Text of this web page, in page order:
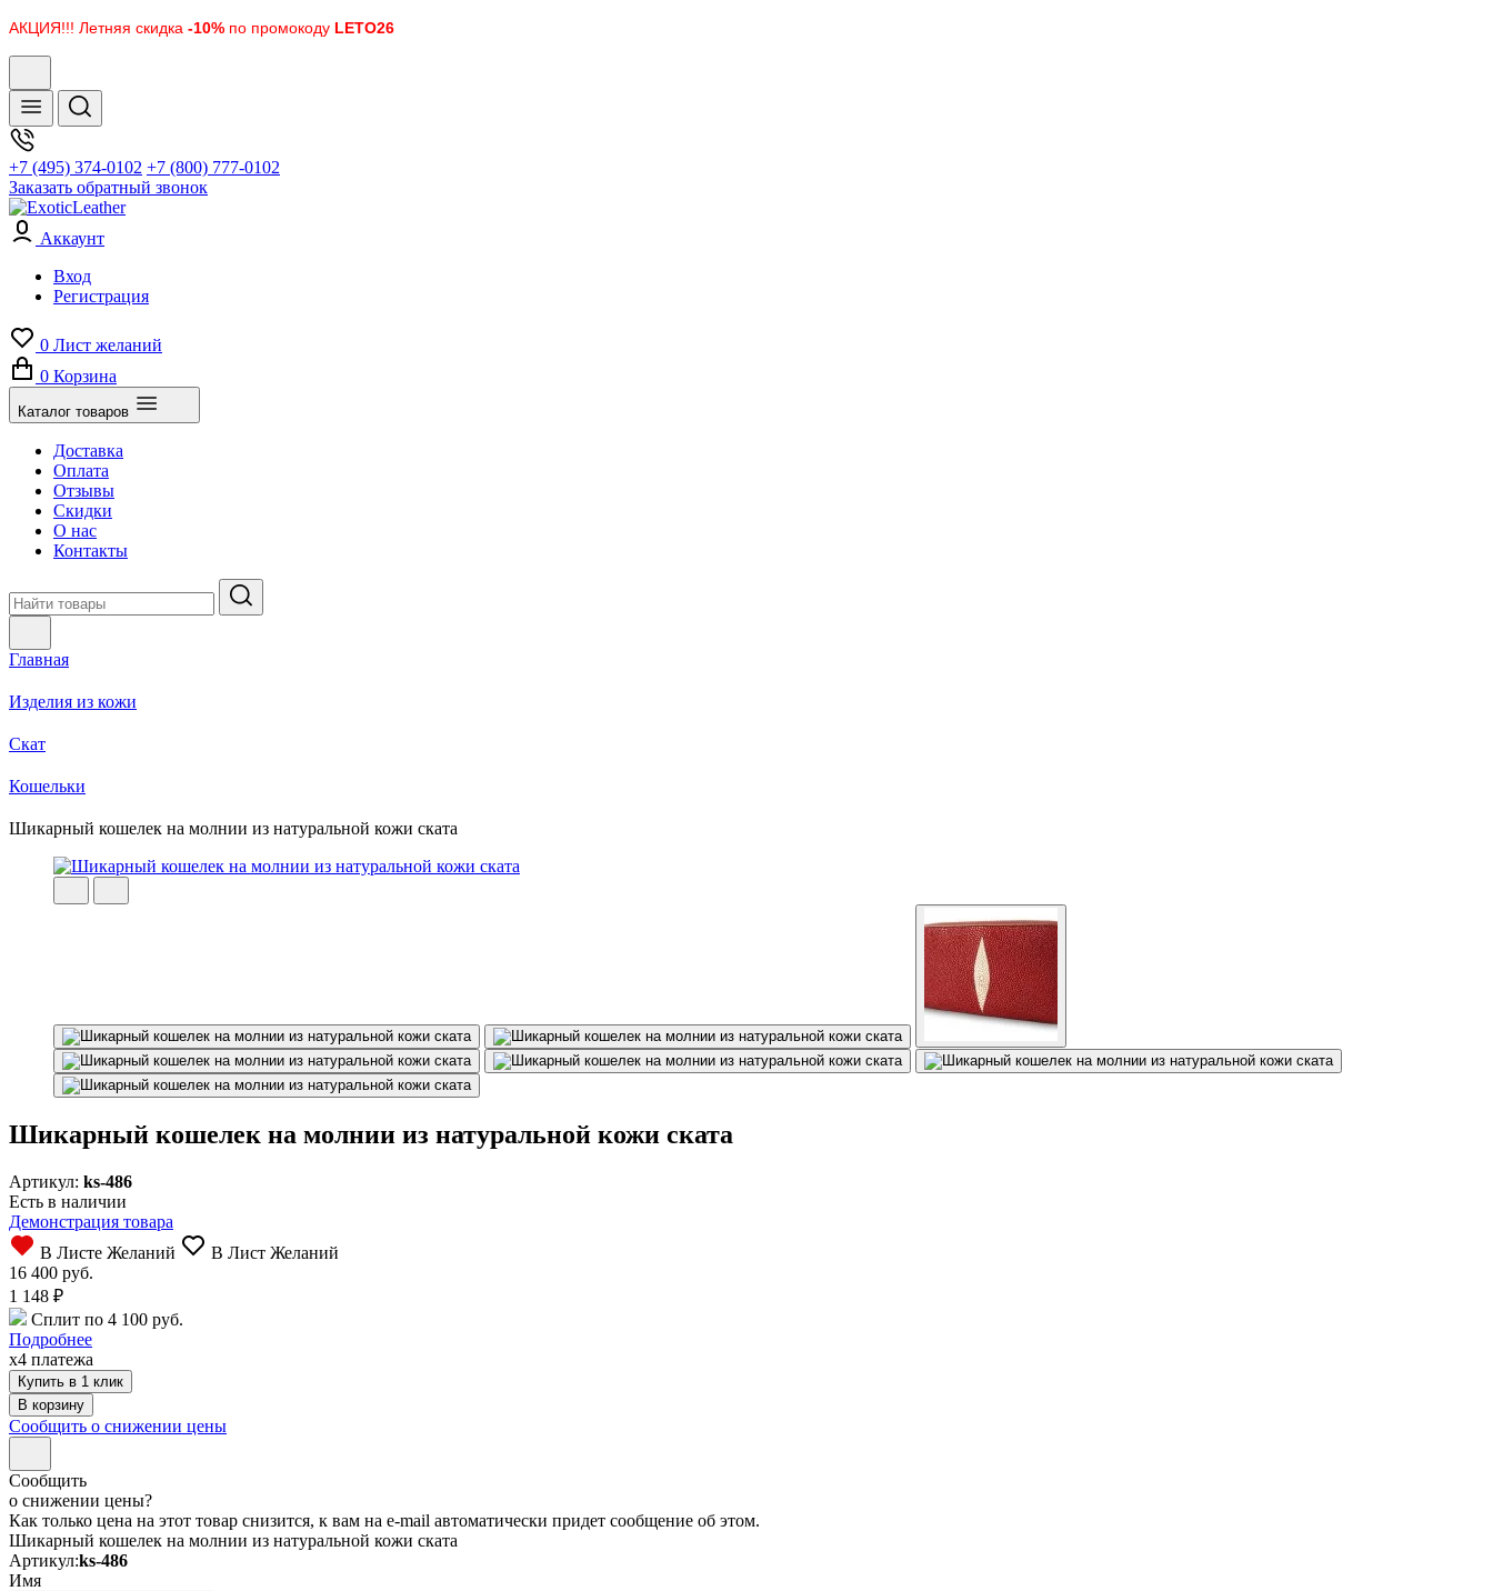
АКЦИЯ!!! Летняя скидка -10% по промокоду LETO26
+7 (495) 374-0102 +7 (800) 777-0102
Заказать обратный звонок
Аккаунт
Вход
Регистрация
0 Лист желаний
0 Корзина
Каталог товаров
Доставка
Оплата
Отзывы
Скидки
О нас
Контакты
Главная
Изделия из кожи
Скат
Кошельки
Шикарный кошелек на молнии из натуральной кожи ската
Шикарный кошелек на молнии из натуральной кожи ската
Артикул: ks-486
Есть в наличии
Демонстрация товара
В Листе Желаний
В Лист Желаний
16 400 руб.
1 148 ₽
Сплит по 4 100 руб.
Подробнее
x4 платежа
Купить в 1 клик
Сообщить о снижении цены
Сообщить
о снижении цены?
Как только цена на этот товар снизится, к вам на e-mail автоматически придет сообщение об этом.
Шикарный кошелек на молнии из натуральной кожи ската
Артикул:ks-486
Имя